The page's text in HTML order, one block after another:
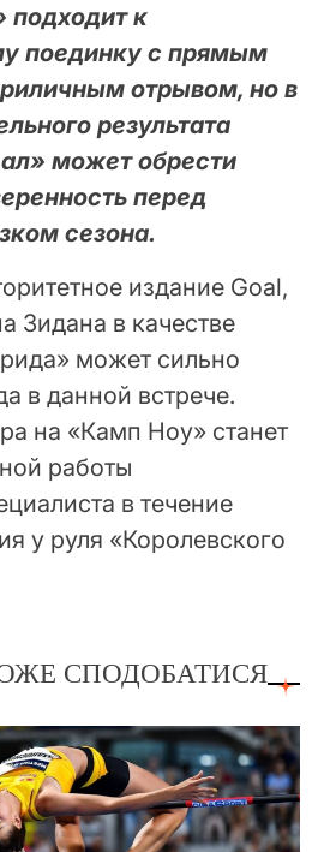
подходит к
поединку с прямым
отрывом, но в
результата
может обрести
перед
сезона.
издание Goal,
Зидана в качестве
может сильно
в данной встрече.
на «Камп Ноу» станет
работы
в течение
у руля «Королевского
СПОДОБАТИСЯ